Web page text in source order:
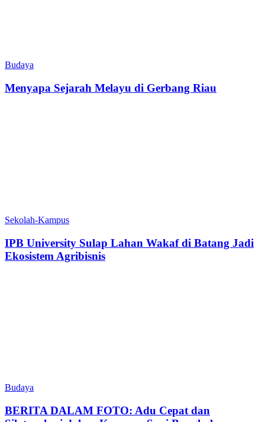
Budaya
Menyapa Sejarah Melayu di Gerbang Riau
Sekolah-Kampus
IPB University Sulap Lahan Wakaf di Batang Jadi
Ekosistem Agribisnis
Budaya
BERITA DALAM FOTO: Adu Cepat dan